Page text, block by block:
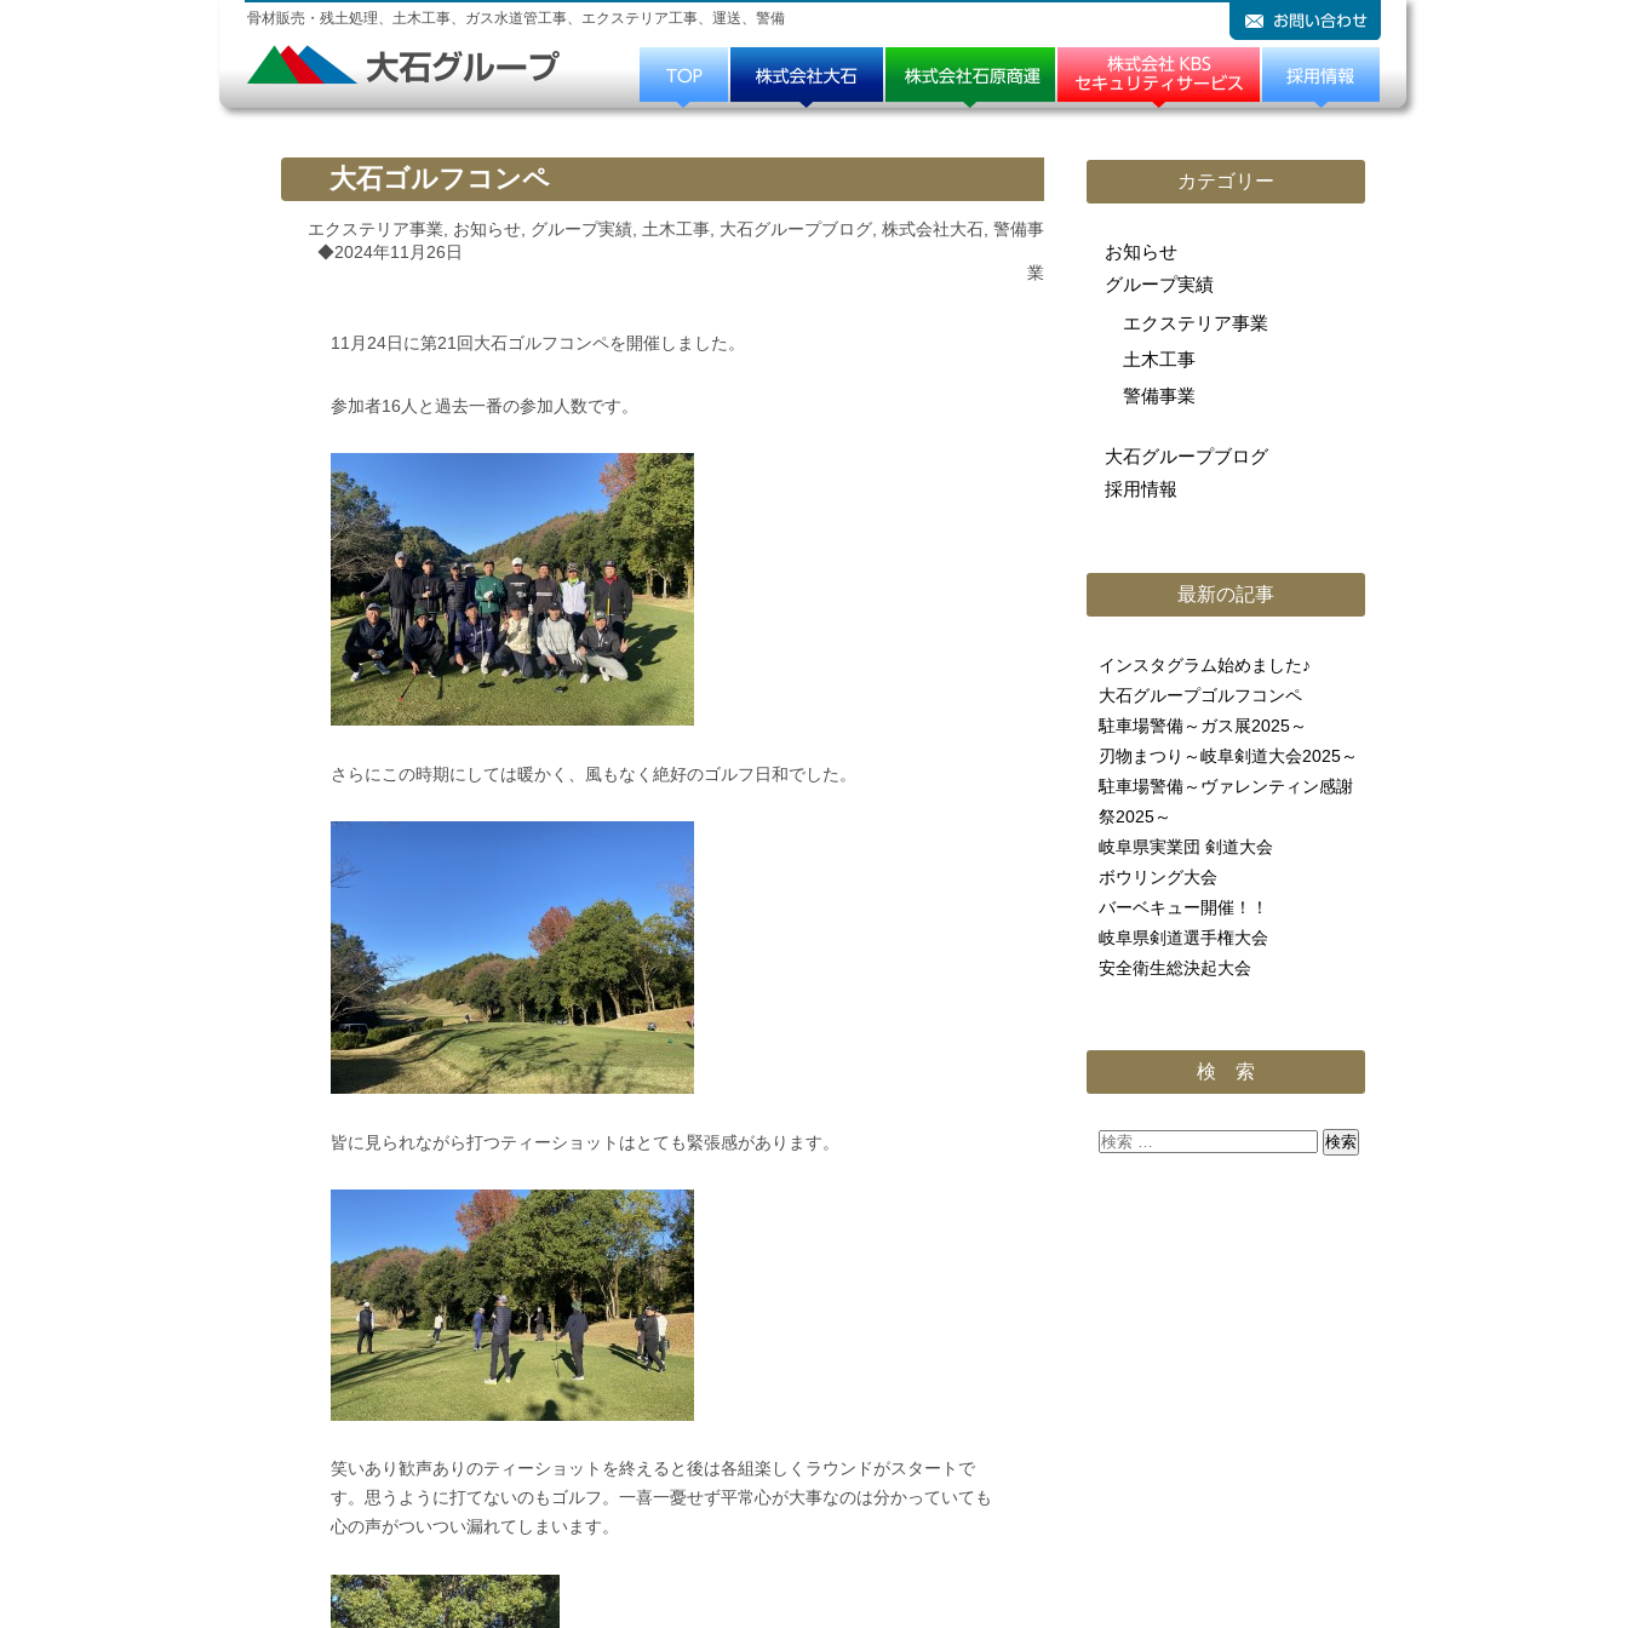
骨材販売・残土処理、土木工事、ガス水道管工事、エクステリア工事、運送、警備
大石ゴルフコンペ
エクステリア事業 お知らせ グループ実績 土木工事 大石グループブログ 株式会社大石 警備事
業
◆2024年11月26日
11月24日に第21回大石ゴルフコンペを開催しました。
参加者16人と過去一番の参加人数です。
さらにこの時期にしては暖かく、風もなく絶好のゴルフ日和でした。
皆に見られながら打つティーショットはとても緊張感があります。
笑いあり歓声ありのティーショットを終えると後は各組楽しくラウンドがスタートで
す。思うように打てないのもゴルフ。一喜一憂せず平常心が大事なのは分かっていても
心の声がついつい漏れてしまいます。
カテゴリー
お知らせ
グループ実績
エクステリア事業
土木工事
警備事業
大石グループブログ
採用情報
最新の記事
インスタグラム始めました♪
大石グループゴルフコンペ
駐車場警備～ガス展2025～
刃物まつり～岐阜剣道大会2025～
駐車場警備～ヴァレンティン感謝
祭2025～
岐阜県実業団 剣道大会
ボウリング大会
バーベキュー開催！！
岐阜県剣道選手権大会
安全衛生総決起大会
検 索